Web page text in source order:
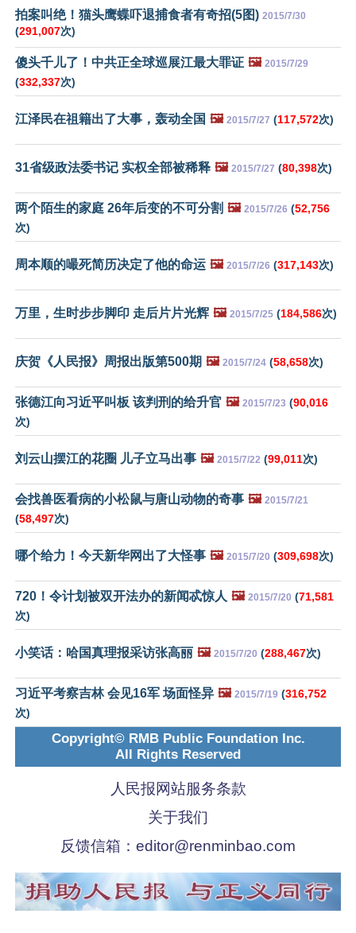
拍案叫绝！猫头鹰蝶吓退捕食者有奇招(5图) 2015/7/30
(291,007次)
傻头千儿了！中共正全球巡展江最大罪证 🖼️ 2015/7/29
(332,337次)
江泽民在祖籍出了大事，轰动全国 🖼️ 2015/7/27 (117,572次)
31省级政法委书记 实权全部被稀释 🖼️ 2015/7/27 (80,398次)
两个陌生的家庭 26年后变的不可分割 🖼️ 2015/7/26 (52,756
次)
周本顺的嘬死简历决定了他的命运 🖼️ 2015/7/26 (317,143次)
万里，生时步步脚印 走后片片光辉 🖼️ 2015/7/25 (184,586次)
庆贺《人民报》周报出版第500期 🖼️ 2015/7/24 (58,658次)
张德江向习近平叫板 该判刑的给升官 🖼️ 2015/7/23 (90,016
次)
刘云山摆江的花圈 儿子立马出事 🖼️ 2015/7/22 (99,011次)
会找兽医看病的小松鼠与唐山动物的奇事 🖼️ 2015/7/21
(58,497次)
哪个给力！今天新华网出了大怪事 🖼️ 2015/7/20 (309,698次)
720！令计划被双开法办的新闻忒惊人 🖼️ 2015/7/20 (71,581
次)
小笑话：哈国真理报采访张高丽 🖼️ 2015/7/20 (288,467次)
习近平考察吉林 会见16军 场面怪异 🖼️ 2015/7/19 (316,752
次)
Copyright© RMB Public Foundation Inc.
All Rights Reserved
人民报网站服务条款
关于我们
反馈信箱： editor@renminbao.com